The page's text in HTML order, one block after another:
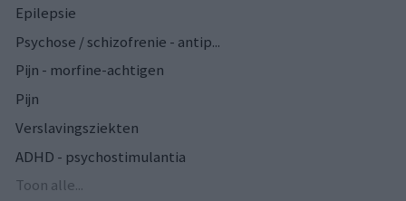
Epilepsie
Psychose / schizofrenie - antip...
Pijn - morfine-achtigen
Pijn
Verslavingsziekten
ADHD - psychostimulantia
Toon alle...